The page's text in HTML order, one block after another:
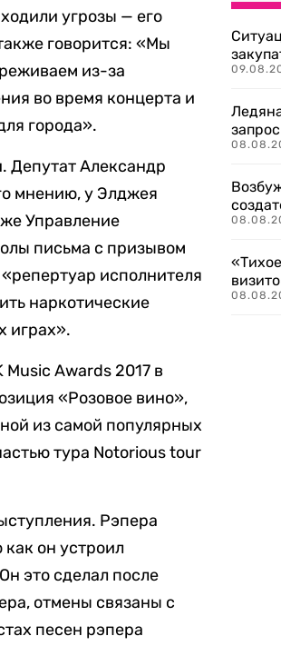
угрозы — его
говорится: «Мы
из-за
во время концерта и
города».
Депутат Александр
мнению, у Элджея
Управление
письма с призывом
исполнителя
наркотические
играх».
Awards 2017 в
«Розовое вино»,
из самой популярных
тура Notorious tour
Рэпера
он устроил
это сделал после
отмены связаны с
песен рэпера